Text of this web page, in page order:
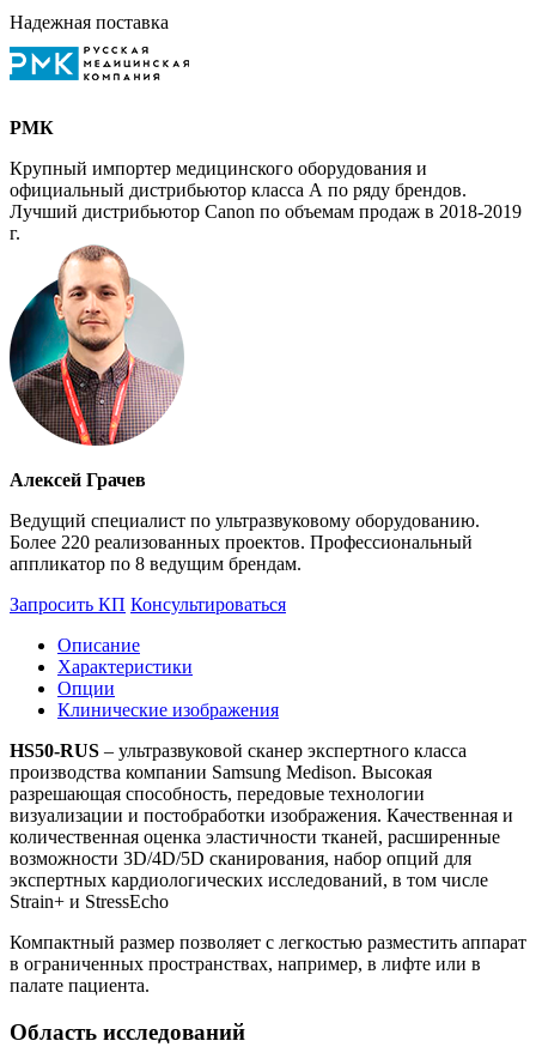
Надежная поставка
РМК
Крупный импортер медицинского оборудования и
официальный дистрибьютор класса А по ряду брендов.
Лучший дистрибьютор Canon по объемам продаж в 2018-2019
г.
Алексей Грачев
Ведущий специалист по ультразвуковому оборудованию.
Более 220 реализованных проектов. Профессиональный
аппликатор по 8 ведущим брендам.
Запросить КП Консультироваться
Описание
Характеристики
Опции
Клинические изображения
HS50-RUS – ультразвуковой сканер экспертного класса
производства компании Samsung Medison. Высокая
разрешающая способность, передовые технологии
визуализации и постобработки изображения. Качественная и
количественная оценка эластичности тканей, расширенные
возможности 3D/4D/5D сканирования, набор опций для
экспертных кардиологических исследований, в том числе
Strain+ и StressEcho
Компактный размер позволяет с легкостью разместить аппарат
в ограниченных пространствах, например, в лифте или в
палате пациента.
Область исследований